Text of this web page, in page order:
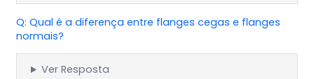
Q: Qual é a diferença entre flanges cegas e flanges
normais?
Ver Resposta